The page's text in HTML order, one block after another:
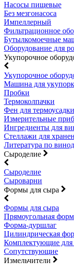
Насосы пищевые
Без мезгонасоса
Импеллерный
Фильтрационное
Бутылкомоечные
Оборудование для
Укупорочное
Укупорочное
Машина для
Пробки
Термоколпачки
Фен для термоусадки
Измерительные
Ингредиенты для
Стеллажи для
Литература по
Сыроделие
Сыроделие
Сыроварни
Формы для сыра
Формы для сыра
Прямоугольная
Форма-дуршлаг
Цилиндрическая
Комплектующие для
Сопутствующие
Измельчители